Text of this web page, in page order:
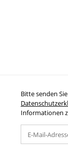
Bitte senden
Informationen